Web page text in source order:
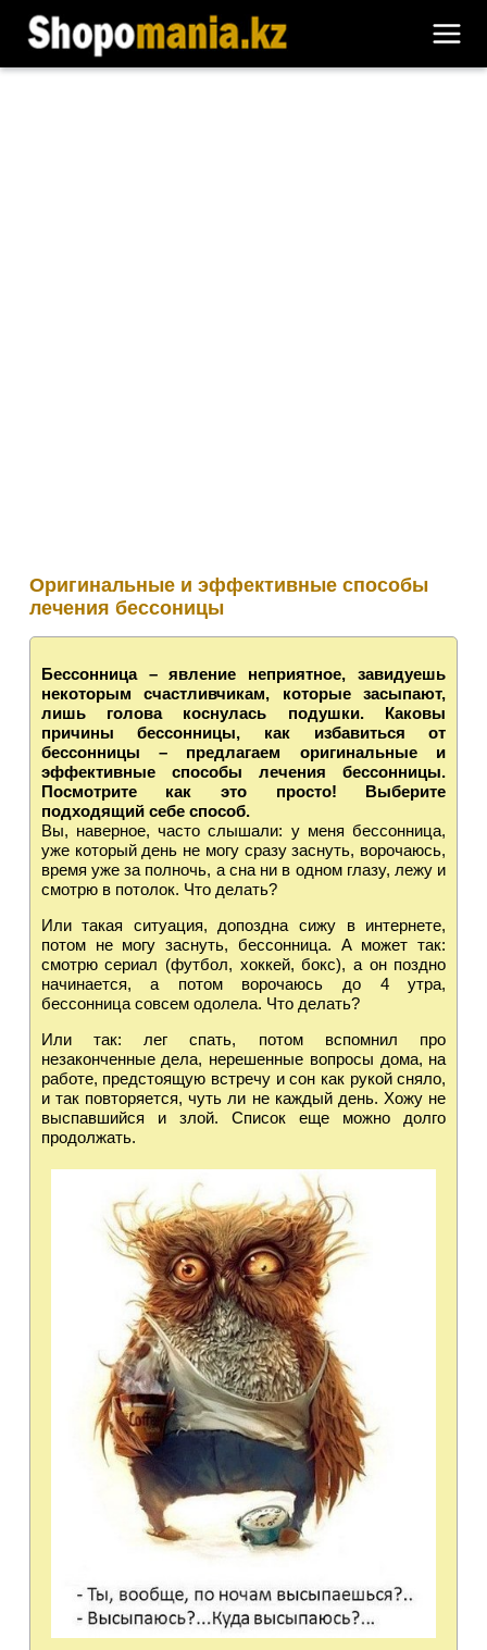
Оригинальные и эффективные способы
лечения бессоницы
Бессонница – явление неприятное, завидуешь
некоторым счастливчикам, которые засыпают,
лишь голова коснулась подушки. Каковы
причины бессонницы, как избавиться от
бессонницы – предлагаем оригинальные и
эффективные способы лечения бессонницы.
Посмотрите как это просто! Выберите
подходящий себе способ.
Вы, наверное, часто слышали: у меня бессонница,
уже который день не могу сразу заснуть, ворочаюсь,
время уже за полночь, а сна ни в одном глазу, лежу и
смотрю в потолок. Что делать?
Или такая ситуация, допоздна сижу в интернете,
потом не могу заснуть, бессонница. А может так:
смотрю сериал (футбол, хоккей, бокс), а он поздно
начинается, а потом ворочаюсь до 4 утра,
бессонница совсем одолела. Что делать?
Или так: лег спать, потом вспомнил про
незаконченные дела, нерешенные вопросы дома, на
работе, предстоящую встречу и сон как рукой сняло,
и так повторяется, чуть ли не каждый день. Хожу не
выспавшийся и злой. Список еще можно долго
продолжать.